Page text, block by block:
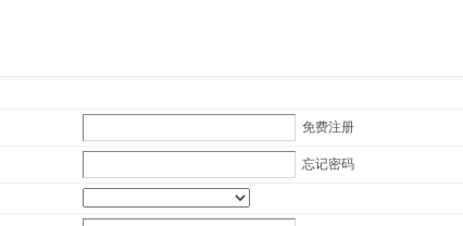
免费注册
忘记密码